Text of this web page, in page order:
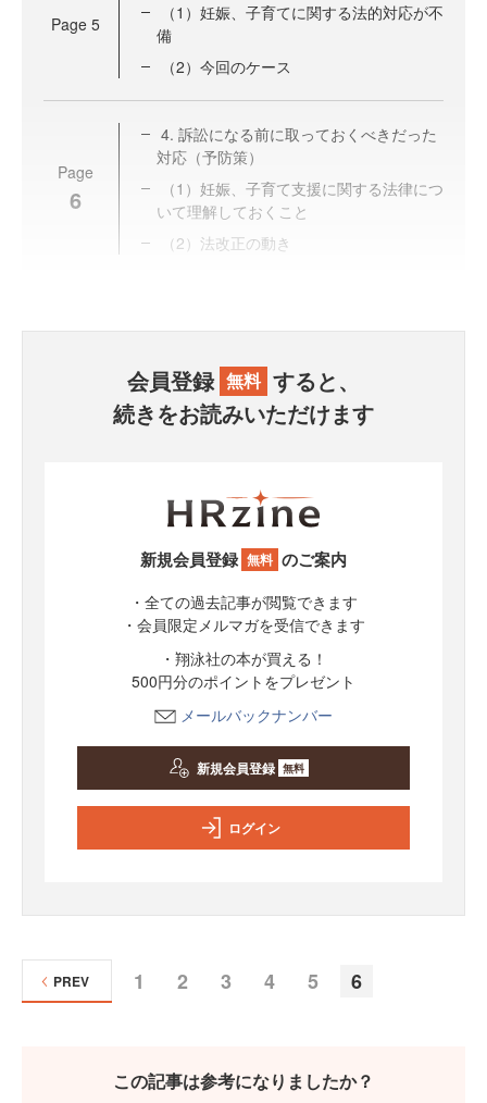
Page 5
（1）妊娠、子育てに関する法的対応が不
備
（2）今回のケース
Page
6
4. 訴訟になる前に取っておくべきだった
対応（予防策）
（1）妊娠、子育て支援に関する法律につ
いて理解しておくこと
（2）法改正の動き
会員登録 無料 すると、
続きをお読みいただけます
新規会員登録 無料 のご案内
・全ての過去記事が閲覧できます
・会員限定メルマガを受信できます
・翔泳社の本が買える！
500円分のポイントをプレゼント
メールバックナンバー
新規会員登録 無料
ログイン
1 2 3 4 5 6
PREV
この記事は参考になりましたか？